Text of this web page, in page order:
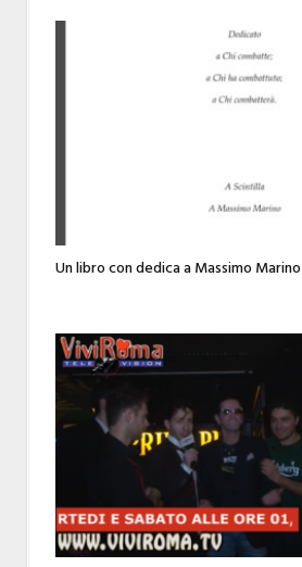
Un libro con dedica a Massimo Marino